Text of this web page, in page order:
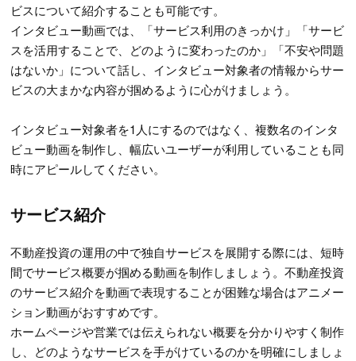
ビスについて紹介することも可能です。
インタビュー動画では、「サービス利用のきっかけ」「サービ
スを活用することで、どのように変わったのか」「不安や問題
はないか」について話し、インタビュー対象者の情報からサー
ビスの大まかな内容が掴めるように心がけましょう。
インタビュー対象者を1人にするのではなく、複数名のインタ
ビュー動画を制作し、幅広いユーザーが利用していることも同
時にアピールしてください。
サービス紹介
不動産投資の運用の中で独自サービスを展開する際には、短時
間でサービス概要が掴める動画を制作しましょう。不動産投資
のサービス紹介を動画で表現することが困難な場合はアニメー
ション動画がおすすめです。
ホームページや営業では伝えられない概要を分かりやすく制作
し、どのようなサービスを手がけているのかを明確にしましょ